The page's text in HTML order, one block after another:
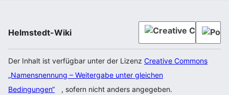
Helmstedt-Wiki
Der Inhalt ist verfügbar unter der Lizenz Creative Commons
„Namensnennung – Weitergabe unter gleichen
Bedingungen“
, sofern nicht anders angegeben.